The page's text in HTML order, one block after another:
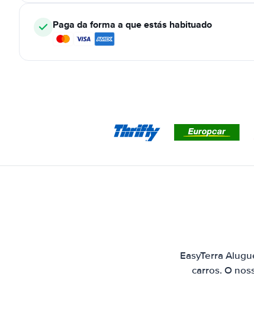
Paga da forma a que estás habituado
EasyTerra
carros. O